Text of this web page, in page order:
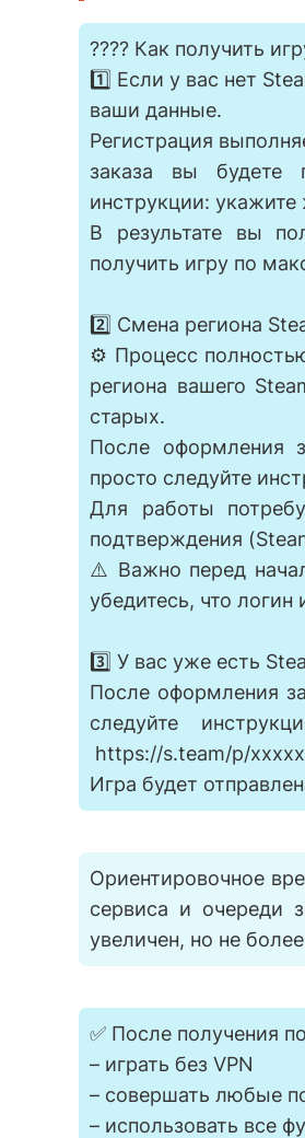
???? Как получить
1️⃣ Если у вас нет
ваши данные.
Регистрация
заказа вы будете
инструкции:
В результате вы
получить игру по
2️⃣ Смена региона
⚙️ Процесс
региона вашего
старых.
После оформления
просто следуйте
Для работы
подтверждения
⚠️ Важно перед
убедитесь, что
3️⃣ У вас уже есть
После оформления
следуйте
https://s.team/p/
Игра будет
Ориентировочное
сервиса и очереди
увеличен, но не
✅ После получения
– играть без VPN
– совершать любые
– использовать все